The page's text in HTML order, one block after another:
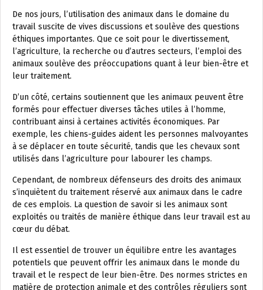
De nos jours, l’utilisation des animaux dans le domaine du
travail suscite de vives discussions et soulève des questions
éthiques importantes. Que ce soit pour le divertissement,
l’agriculture, la recherche ou d’autres secteurs, l’emploi des
animaux soulève des préoccupations quant à leur bien-être et
leur traitement.
D’un côté, certains soutiennent que les animaux peuvent être
formés pour effectuer diverses tâches utiles à l’homme,
contribuant ainsi à certaines activités économiques. Par
exemple, les chiens-guides aident les personnes malvoyantes
à se déplacer en toute sécurité, tandis que les chevaux sont
utilisés dans l’agriculture pour labourer les champs.
Cependant, de nombreux défenseurs des droits des animaux
s’inquiètent du traitement réservé aux animaux dans le cadre
de ces emplois. La question de savoir si les animaux sont
exploités ou traités de manière éthique dans leur travail est au
cœur du débat.
Il est essentiel de trouver un équilibre entre les avantages
potentiels que peuvent offrir les animaux dans le monde du
travail et le respect de leur bien-être. Des normes strictes en
matière de protection animale et des contrôles réguliers sont